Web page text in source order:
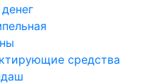
средства